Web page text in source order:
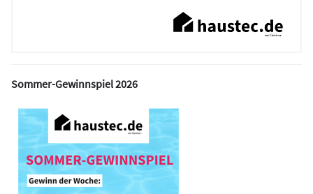
Sommer-Gewinnspiel 2026